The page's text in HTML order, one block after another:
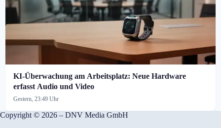
KI-Überwachung am Arbeitsplatz: Neue Hardware
erfasst Audio und Video
Gestern, 23:49 Uhr
Copyright © 2026 – DNV Media GmbH